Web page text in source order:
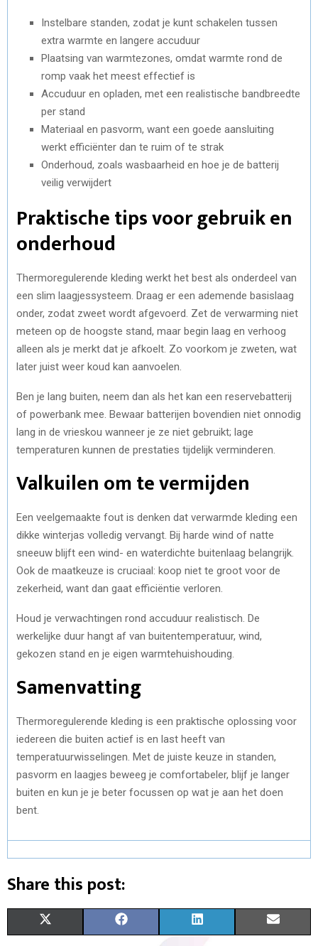
Instelbare standen, zodat je kunt schakelen tussen
extra warmte en langere accuduur
Plaatsing van warmtezones, omdat warmte rond de
romp vaak het meest effectief is
Accuduur en opladen, met een realistische bandbreedte
per stand
Materiaal en pasvorm, want een goede aansluiting
werkt efficiënter dan te ruim of te strak
Onderhoud, zoals wasbaarheid en hoe je de batterij
veilig verwijdert
Praktische tips voor gebruik en
onderhoud
Thermoregulerende kleding werkt het best als onderdeel van
een slim laagjessysteem. Draag er een ademende basislaag
onder, zodat zweet wordt afgevoerd. Zet de verwarming niet
meteen op de hoogste stand, maar begin laag en verhoog
alleen als je merkt dat je afkoelt. Zo voorkom je zweten, wat
later juist weer koud kan aanvoelen.
Ben je lang buiten, neem dan als het kan een reservebatterij
of powerbank mee. Bewaar batterijen bovendien niet onnodig
lang in de vrieskou wanneer je ze niet gebruikt; lage
temperaturen kunnen de prestaties tijdelijk verminderen.
Valkuilen om te vermijden
Een veelgemaakte fout is denken dat verwarmde kleding een
dikke winterjas volledig vervangt. Bij harde wind of natte
sneeuw blijft een wind- en waterdichte buitenlaag belangrijk.
Ook de maatkeuze is cruciaal: koop niet te groot voor de
zekerheid, want dan gaat efficiëntie verloren.
Houd je verwachtingen rond accuduur realistisch. De
werkelijke duur hangt af van buitentemperatuur, wind,
gekozen stand en je eigen warmtehuishouding.
Samenvatting
Thermoregulerende kleding is een praktische oplossing voor
iedereen die buiten actief is en last heeft van
temperatuurwisselingen. Met de juiste keuze in standen,
pasvorm en laagjes beweeg je comfortabeler, blijf je langer
buiten en kun je je beter focussen op wat je aan het doen
bent.
Share this post: